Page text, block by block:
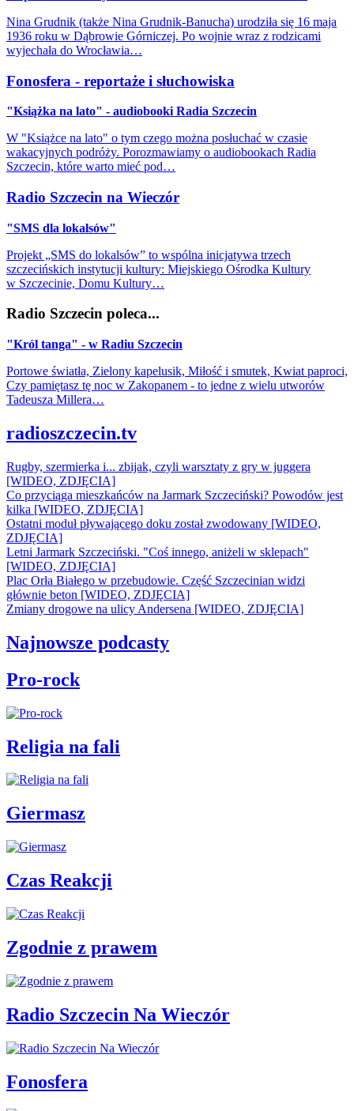
Nina Grudnik (także Nina Grudnik-Banucha) urodziła się 16 maja
1936 roku w Dąbrowie Górniczej. Po wojnie wraz z rodzicami
wyjechała do Wrocławia…
Fonosfera - reportaże i słuchowiska
"Książka na lato" - audiobooki Radia Szczecin
W "Książce na lato" o tym czego można posłuchać w czasie
wakacyjnych podróży. Porozmawiamy o audiobookach Radia
Szczecin, które warto mieć pod…
Radio Szczecin na Wieczór
"SMS dla lokalsów"
Projekt „SMS do lokalsów” to wspólna inicjatywa trzech
szczecińskich instytucji kultury: Miejskiego Ośrodka Kultury
w Szczecinie, Domu Kultury…
Radio Szczecin poleca...
"Król tanga" - w Radiu Szczecin
Portowe światła, Zielony kapelusik, Miłość i smutek, Kwiat paproci,
Czy pamiętasz tę noc w Zakopanem - to jedne z wielu utworów
Tadeusza Millera…
radioszczecin.tv
Rugby, szermierka i... zbijak, czyli warsztaty z gry w juggera
[WIDEO, ZDJĘCIA]
Co przyciąga mieszkańców na Jarmark Szczeciński? Powodów jest
kilka [WIDEO, ZDJĘCIA]
Ostatni moduł pływającego doku został zwodowany [WIDEO,
ZDJĘCIA]
Letni Jarmark Szczeciński. "Coś innego, aniżeli w sklepach"
[WIDEO, ZDJĘCIA]
Plac Orła Białego w przebudowie. Część Szczecinian widzi
głównie beton [WIDEO, ZDJĘCIA]
Zmiany drogowe na ulicy Andersena [WIDEO, ZDJĘCIA]
Najnowsze podcasty
Pro-rock
Religia na fali
Giermasz
Czas Reakcji
Zgodnie z prawem
Radio Szczecin Na Wieczór
Fonosfera